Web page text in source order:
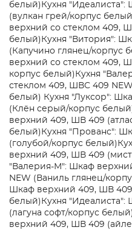
белый) Кухня
(вулкан грей/корпус
верхний со стеклом 409,
белый) Кухня "Витория":
(Капучино глянец/корпус
верхний со стеклом 409,
корпус белый) Кухня
стеклом 409, ШВС 409
белый) Кухня "Луксор":
(Клён серый/корпус
верхний 409, ШВ 409
белый) Кухня "Прованс":
(голубой/корпус белый)
верхний 409, ШВ 409
"Валерия-М": Шкаф
NEW (Ваниль глянец/
Шкаф верхний 409, ШВ
белый) Кухня
(лагуна софт/корпус
верхний 409, ШВ 409